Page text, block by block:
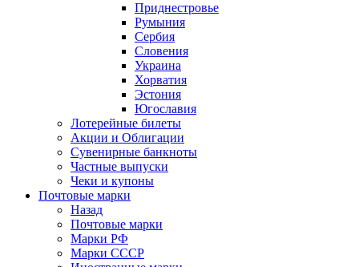
Приднестровье
Румыния
Сербия
Словения
Украина
Хорватия
Эстония
Югославия
Лотерейные билеты
Акции и Облигации
Сувенирные банкноты
Частные выпуски
Чеки и купоны
Почтовые марки
Назад
Почтовые марки
Марки РФ
Марки СССР